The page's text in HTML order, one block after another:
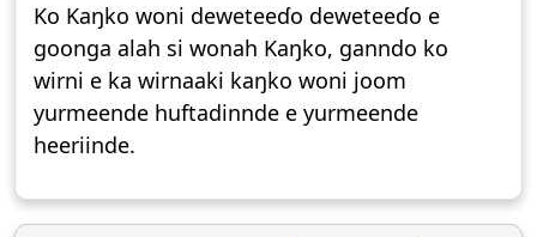
Ko Kaŋko woni deweteeɗo deweteeɗo e
goonga alah si wonah Kaŋko, ganndo ko
wirni e ka wirnaaki kaŋko woni joom
yurmeende huftadinnde e yurmeende
heeriinde.